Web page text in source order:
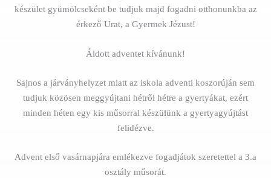
készület gyümölcseként be tudjuk majd fogadni otthonunkba az
érkező Urat, a Gyermek Jézust!
Áldott adventet kívánunk!
Sajnos a járványhelyzet miatt az iskola adventi koszorúján sem
tudjuk közösen meggyújtani hétről hétre a gyertyákat, ezért
minden héten egy kis műsorral készülünk a gyertyagyújtást
felidézve.
Advent első vasárnapjára emlékezve fogadjátok szeretettel a 3.a
osztály műsorát.